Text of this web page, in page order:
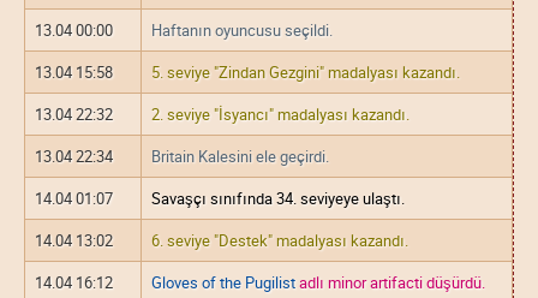
13.04 00:00
Haftanın oyuncusu seçildi.
13.04 15:58
5. seviye "Zindan Gezgini" madalyası kazandı.
13.04 22:32
2. seviye "İsyancı" madalyası kazandı.
13.04 22:34
Britain Kalesini ele geçirdi.
14.04 01:07
Savaşçı sınıfında 34. seviyeye ulaştı.
14.04 13:02
6. seviye "Destek" madalyası kazandı.
14.04 16:12
Gloves of the Pugilistadlı minor artifacti düşürdü.